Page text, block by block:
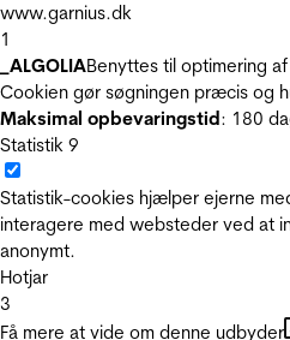
www.garnius.dk
1
_ALGOLIABenyttes til optimering
Cookien gør søgningen præcis og
Maksimal opbevaringstid: 180
Statistik 9
Statistik-cookies hjælper ejerne
interagere med websteder ved at
anonymt.
Hotjar
3
Få mere at vide om denne udbyder